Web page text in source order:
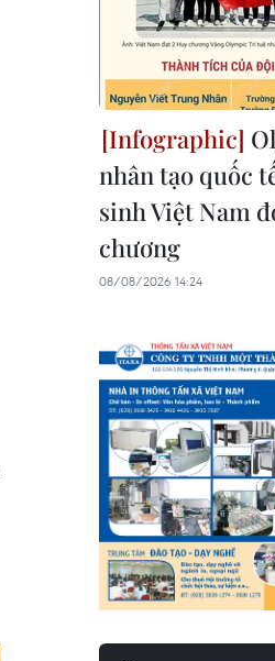
nhân tạo quốc
sinh Việt Nam
chương
08/08/2026 14:24